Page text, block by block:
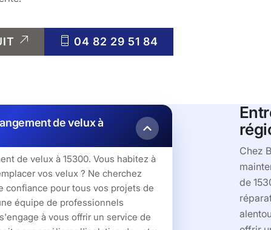
04 82 29 51 84
de velux à
de velux à 15300. Vous habitez à
vos velux ? Ne cherchez
confiance pour tous vos projets de
équipe de professionnels
à vous offrir un service de
Chez
de